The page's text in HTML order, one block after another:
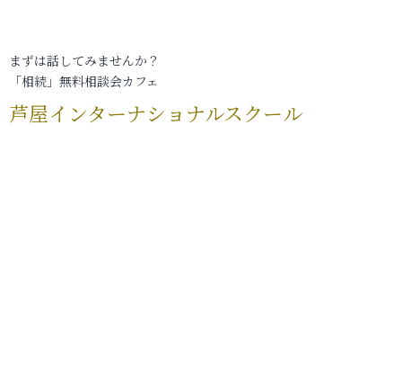
まずは話してみませんか？
「相続」無料相談会カフェ
芦屋インターナショナルスクール